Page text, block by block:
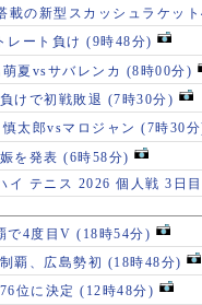
載の新型スカッシュラケッ
レート負け (9時48分)
夏vsサバレンカ (8時00分)
けで初戦敗退 (7時30分)
太郎vsマロジャン (7時30
を発表 (6時58分)
イ テニス 2026 個人戦 3日目
で4度目V (18時54分)
覇、広島勢初 (18時48分)
位に決定 (12時48分)